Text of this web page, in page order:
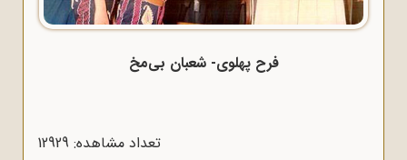
فرح پهلوی- شعبان بی‌مخ
تعداد مشاهده: 12929